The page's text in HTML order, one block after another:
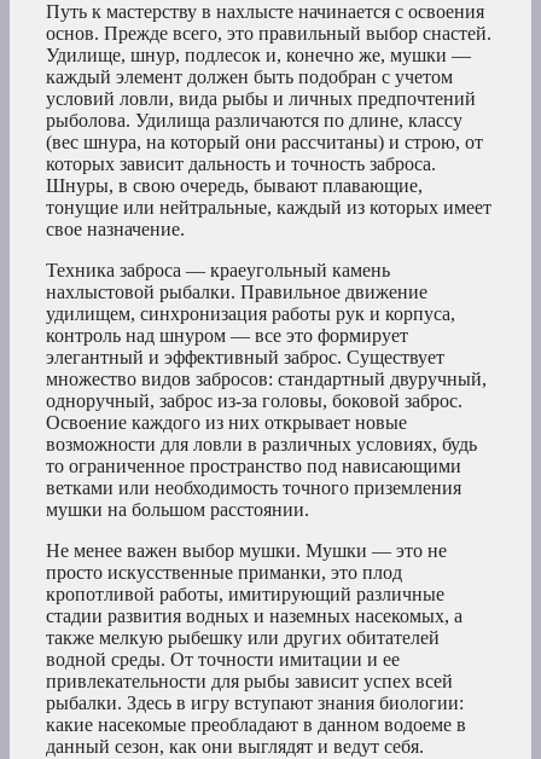
Путь к мастерству в нахлысте начинается с освоения
основ. Прежде всего, это правильный выбор снастей.
Удилище, шнур, подлесок и, конечно же, мушки —
каждый элемент должен быть подобран с учетом
условий ловли, вида рыбы и личных предпочтений
рыболова. Удилища различаются по длине, классу
(вес шнура, на который они рассчитаны) и строю, от
которых зависит дальность и точность заброса.
Шнуры, в свою очередь, бывают плавающие,
тонущие или нейтральные, каждый из которых имеет
свое назначение.
Техника заброса — краеугольный камень
нахлыстовой рыбалки. Правильное движение
удилищем, синхронизация работы рук и корпуса,
контроль над шнуром — все это формирует
элегантный и эффективный заброс. Существует
множество видов забросов: стандартный двуручный,
одноручный, заброс из-за головы, боковой заброс.
Освоение каждого из них открывает новые
возможности для ловли в различных условиях, будь
то ограниченное пространство под нависающими
ветками или необходимость точного приземления
мушки на большом расстоянии.
Не менее важен выбор мушки. Мушки — это не
просто искусственные приманки, это плод
кропотливой работы, имитирующий различные
стадии развития водных и наземных насекомых, а
также мелкую рыбешку или других обитателей
водной среды. От точности имитации и ее
привлекательности для рыбы зависит успех всей
рыбалки. Здесь в игру вступают знания биологии:
какие насекомые преобладают в данном водоеме в
данный сезон, как они выглядят и ведут себя.